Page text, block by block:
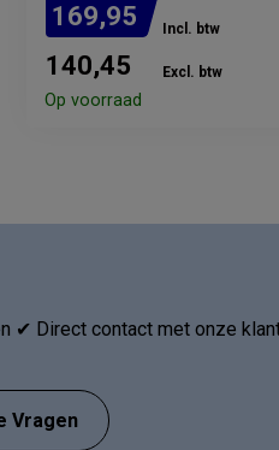
169,95 Incl. btw
140,45 Excl. btw
Op voorraad
✔ Direct contact met onze
Vragen